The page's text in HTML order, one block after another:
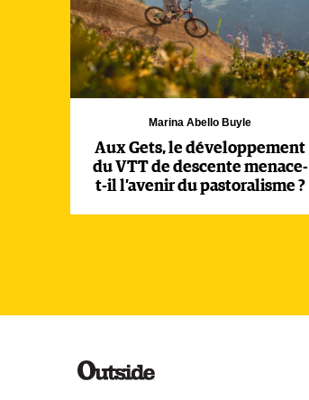
Marina Abello Buyle
Aux Gets, le développement
du VTT de descente menace-
t-il l’avenir du pastoralisme ?